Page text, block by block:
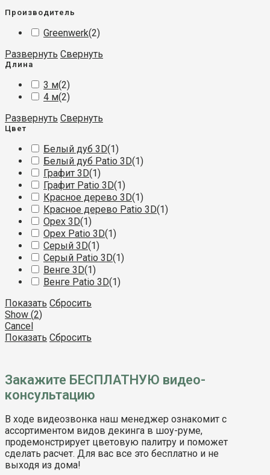
Производитель
Greenwerk(2)
Развернуть Свернуть
Длина
3 м(2)
4 м(2)
Развернуть Свернуть
Цвет
Белый дуб 3D(1)
Белый дуб Patio 3D(1)
Графит 3D(1)
Графит Patio 3D(1)
Красное дерево 3D(1)
Красное дерево Patio 3D(1)
Орех 3D(1)
Орех Patio 3D(1)
Серый 3D(1)
Серый Patio 3D(1)
Венге 3D(1)
Венге Patio 3D(1)
Показать Сбросить
Show (2)
Cancel
Показать Сбросить
Закажите БЕСПЛАТНУЮ видео-
консультацию
В ходе видеозвонка наш менеджер ознакомит с
ассортиментом видов декинга в шоу-руме,
продемонстрирует цветовую палитру и поможет
сделать расчет. Для вас все это бесплатно и не
выходя из дома!